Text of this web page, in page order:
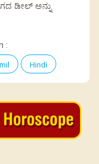
ಡೀಲ್ ಅನ್ನು
:
Hindi